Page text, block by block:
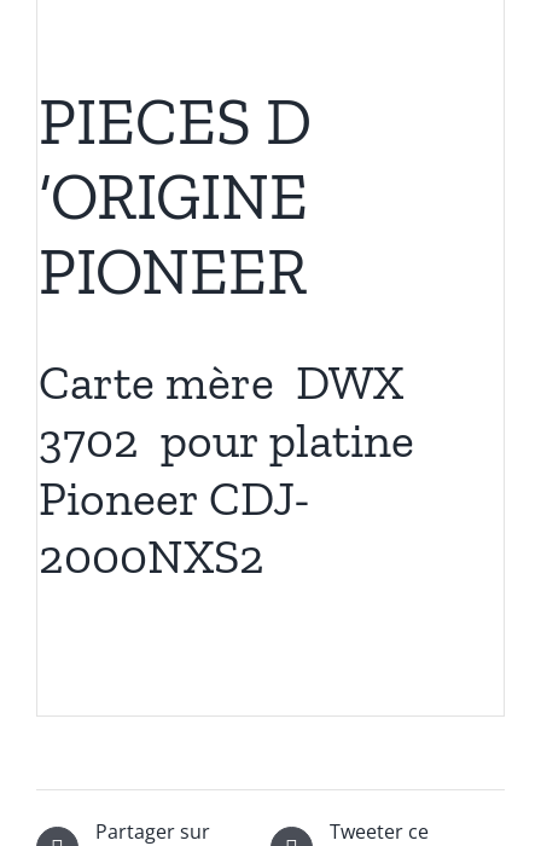
PIECES D
‘ORIGINE
PIONEER
Carte mère DWX
3702 pour platine
Pioneer CDJ-
2000NXS2
Partager sur
Tweeter ce